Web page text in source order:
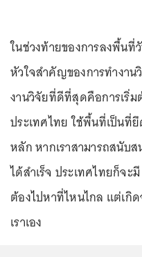
ในช่วงท้ายของการลงพื้น
หัวใจสำคัญของการทำงาน
งานวิจัยที่ดีที่สุดคือการเริ่
ประเทศไทย ใช้พื้นที่เป็นที่
หลัก หากเราสามารถสนับ
ได้สำเร็จ ประเทศไทยก็จะ
ต้องไปหาที่ไหนไกล แต่เ
เราเอง